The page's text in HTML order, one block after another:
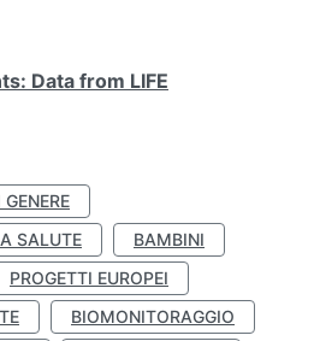
Data from LIFE
SALUTE
BAMBINI
PROGETTI EUROPEI
BIOMONITORAGGIO